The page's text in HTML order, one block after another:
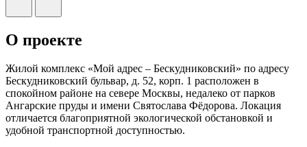
О проекте
Жилой комплекс «Мой адрес – Бескудниковский» по адресу
Бескудниковский бульвар, д. 52, корп. 1 расположен в
спокойном районе на севере Москвы, недалеко от парков
Ангарские пруды и имени Святослава Фёдорова. Локация
отличается благоприятной экологической обстановкой и
удобной транспортной доступностью.